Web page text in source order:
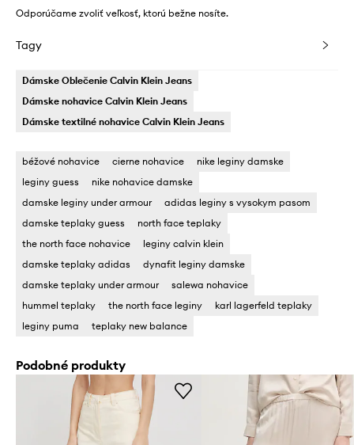
Odporúčame zvoliť veľkosť, ktorú bežne nosíte.
Tagy
Dámske Oblečenie Calvin Klein Jeans
Dámske nohavice Calvin Klein Jeans
Dámske textilné nohavice Calvin Klein Jeans
béžové nohavice cierne nohavice
nike leginy damske
leginy guess
nike nohavice damske
damske leginy under armour
adidas leginy s vysokym pasom
damske teplaky guess
north face teplaky
the north face nohavice
leginy calvin klein
damske teplaky adidas
dynafit leginy damske
damske teplaky under armour
salewa nohavice
hummel teplaky
the north face leginy
karl lagerfeld teplaky
leginy puma
teplaky new balance
Podobné produkty